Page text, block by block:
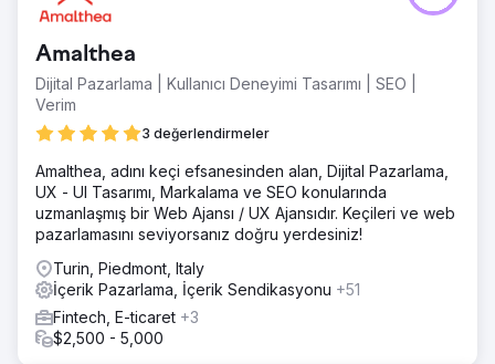
Amalthea
Dijital Pazarlama | Kullanıcı Deneyimi Tasarımı | SEO |
Verim
3 değerlendirmeler
Amalthea, adını keçi efsanesinden alan, Dijital Pazarlama,
UX - UI Tasarımı, Markalama ve SEO konularında
uzmanlaşmış bir Web Ajansı / UX Ajansıdır. Keçileri ve web
pazarlamasını seviyorsanız doğru yerdesiniz!
Turin, Piedmont, Italy
İçerik Pazarlama, İçerik Sendikasyonu +51
Fintech, E-ticaret +3
$2,500 - 5,000